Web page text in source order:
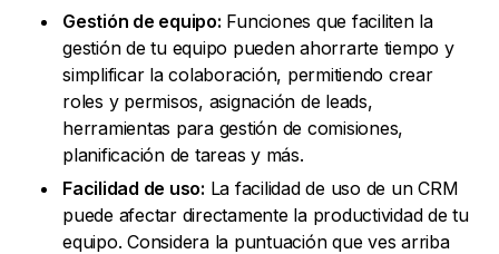
Gestión de equipo: Funciones que faciliten la
gestión de tu equipo pueden ahorrarte tiempo y
simplificar la colaboración, permitiendo crear
roles y permisos, asignación de leads,
herramientas para gestión de comisiones,
planificación de tareas y más.
Facilidad de uso: La facilidad de uso de un CRM
puede afectar directamente la productividad de tu
equipo. Considera la puntuación que ves arriba